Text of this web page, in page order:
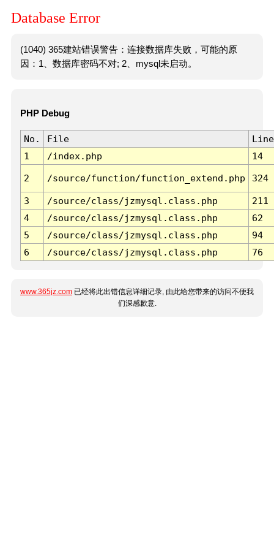
Database Error
(1040) 365建站错误警告：连接数据库失败，可能的原
因：1、数据库密码不对; 2、mysql未启动。
PHP Debug
No. File
Line
1
/index.php 14
2 /source/function/function_extend.php 324
3 /source/class/jzmysql.class.php
211
4
/source/class/jzmysql.class.php
62
5
/source/class/jzmysql.class.php
94
6
/source/class/jzmysql.class.php 76
www.365jz.com 已经将此出错信息详细记录, 由此给您带来的访问不便我
们深感歉意.